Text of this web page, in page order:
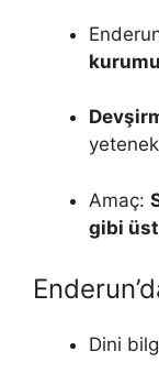
kurumu
Amaç:
gibi
Dini